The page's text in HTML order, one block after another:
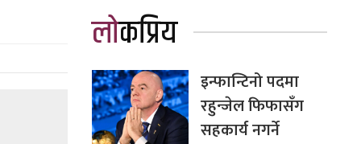
लोकप्रिय
इन्फान्टिनो पदमा
रहुन्जेल फिफासँग
सहकार्य नगर्ने